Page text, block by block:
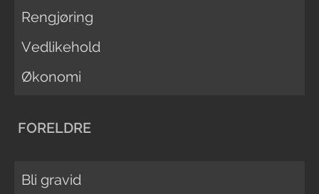
Rengjøring
Vedlikehold
Økonomi
FORELDRE
Bli gravid